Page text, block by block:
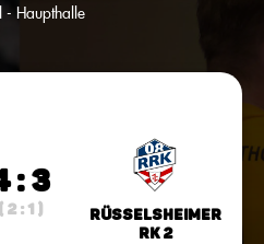
- Haupthalle
: 3
( 2 : 1 )
Rüsselsheimer
RK 2